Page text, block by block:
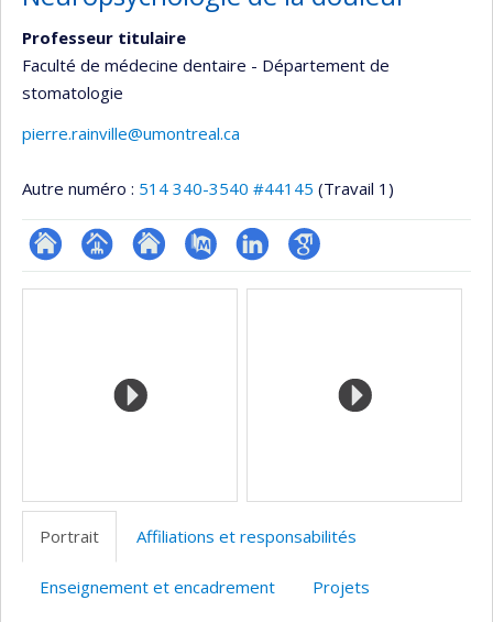
Professeur titulaire
Faculté de médecine dentaire - Département de
stomatologie
pierre.rainville@umontreal.ca
Autre numéro : 514 340-3540 #44145 (Travail 1)
ResearchGate
Page Site
de
recherche
PubMedLinkedInGoogle
Médias
Portrait Affiliations et responsabilités
Enseignement et encadrement Projets